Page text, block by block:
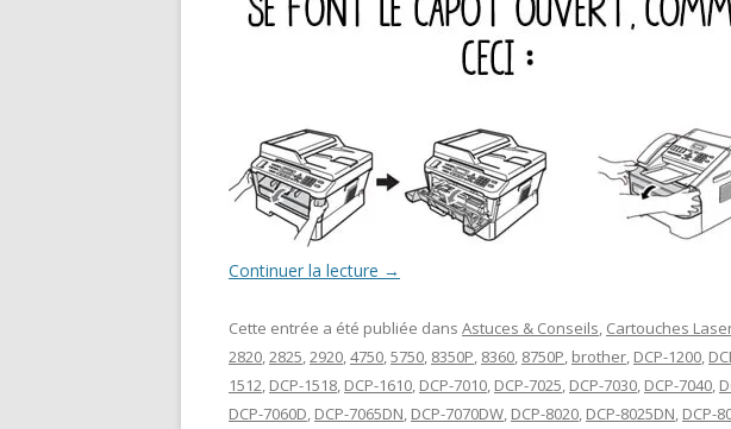
Continuer la lecture →
Cette entrée a été publiée dans Astuces & Conseils, Cartouches
2820,2825,2920,4750,5750, 8350P, 8360, 8750P, brother, DCP-1200,
1512, DCP-1518, DCP-1610, DCP-7010, DCP-7025, DCP-7030, DCP-7040,
DCP-7060D, DCP-7065DN, DCP-7070DW, DCP-8020, DCP-8025DN, DCP-